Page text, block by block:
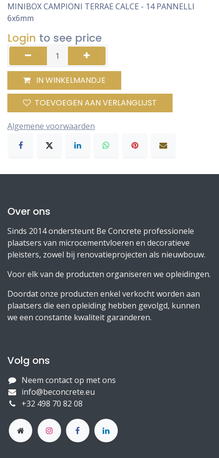
MINIBOX CAMPIONI TERRAE CALCE - 14 PANNELLI
6x6mm
Login to see price
IN WINKELMANDJE
TOEVOEGEN AAN VERLANGLIJST
Algemene voorwaarden
Over ons
Sinds 2014 ondersteunt Be Concrete professionele
plaatsers van microcementvloeren en decoratieve
pleisters, zowel bij renovatieprojecten als nieuwbouw.
Voor elk van de producten organiseren we opleidingen.
Doordat onze producten enkel verkocht worden aan
plaatsers die een opleiding hebben gevolgd, kunnen
we een constante kwaliteit garanderen.
Volg ons
Neem contact op met ons
info@beconcrete.eu
+32 498 70 82 08